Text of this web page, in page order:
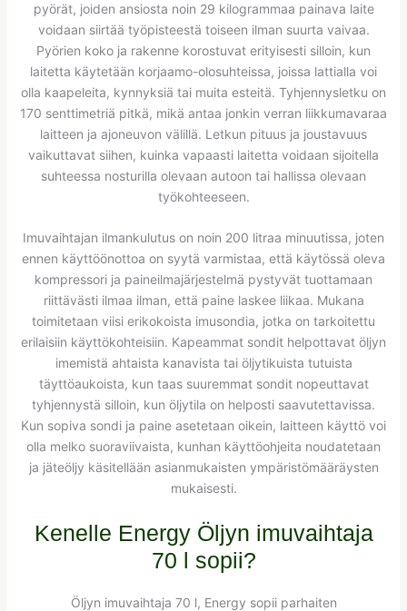
pyörät, joiden ansiosta noin 29 kilogrammaa painava laite
voidaan siirtää työpisteestä toiseen ilman suurta vaivaa.
Pyörien koko ja rakenne korostuvat erityisesti silloin, kun
laitetta käytetään korjaamo-olosuhteissa, joissa lattialla voi
olla kaapeleita, kynnyksiä tai muita esteitä. Tyhjennysletku on
170 senttimetriä pitkä, mikä antaa jonkin verran liikkumavaraa
laitteen ja ajoneuvon välillä. Letkun pituus ja joustavuus
vaikuttavat siihen, kuinka vapaasti laitetta voidaan sijoitella
suhteessa nosturilla olevaan autoon tai hallissa olevaan
työkohteeseen.
Imuvaihtajan ilmankulutus on noin 200 litraa minuutissa, joten
ennen käyttöönottoa on syytä varmistaa, että käytössä oleva
kompressori ja paineilmajärjestelmä pystyvät tuottamaan
riittävästi ilmaa ilman, että paine laskee liikaa. Mukana
toimitetaan viisi erikokoista imusondia, jotka on tarkoitettu
erilaisiin käyttökohteisiin. Kapeammat sondit helpottavat öljyn
imemistä ahtaista kanavista tai öljytikuista tutuista
täyttöaukoista, kun taas suuremmat sondit nopeuttavat
tyhjennystä silloin, kun öljytila on helposti saavutettavissa.
Kun sopiva sondi ja paine asetetaan oikein, laitteen käyttö voi
olla melko suoraviivaista, kunhan käyttöohjeita noudatetaan
ja jäteöljy käsitellään asianmukaisten ympäristömääräysten
mukaisesti.
Kenelle Energy Öljyn imuvaihtaja
70 l sopii?
Öljyn imuvaihtaja 70 l, Energy sopii parhaiten